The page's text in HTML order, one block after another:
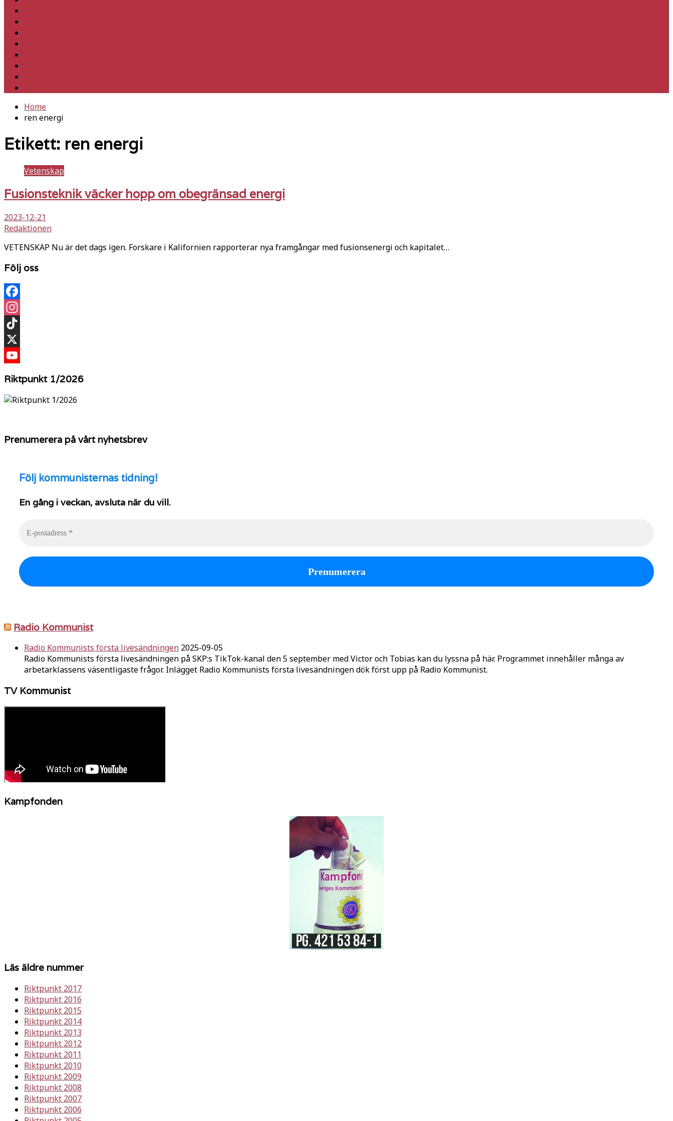
Home
ren energi
Etikett: ren energi
Vetenskap
Fusionsteknik väcker hopp om obegränsad energi
2023-12-21
Redaktionen
VETENSKAP Nu är det dags igen. Forskare i Kalifornien rapporterar nya framgångar med fusionsenergi och kapitalet…
Följ oss
Facebook
Instagram
TikTok
X
Riktpunkt 1/2026
Prenumerera på vårt nyhetsbrev
Följ kommunisternas tidning!
En gång i veckan, avsluta när du vill.
Radio Kommunist
Radio Kommunists första livesändningen 2025-09-05
Radio Kommunists första livesändningen på SKP:s TikTok-kanal den 5 september med Victor och Tobias kan du lyssna på här. Programmet innehåller många av
arbetarklassens väsentligaste frågor. Inlägget Radio Kommunists första livesändningen dök först upp på Radio Kommunist.
TV Kommunist
Kampfonden
Läs äldre nummer
Riktpunkt 2017
Riktpunkt 2016
Riktpunkt 2015
Riktpunkt 2014
Riktpunkt 2013
Riktpunkt 2012
Riktpunkt 2011
Riktpunkt 2010
Riktpunkt 2009
Riktpunkt 2008
Riktpunkt 2007
Riktpunkt 2006